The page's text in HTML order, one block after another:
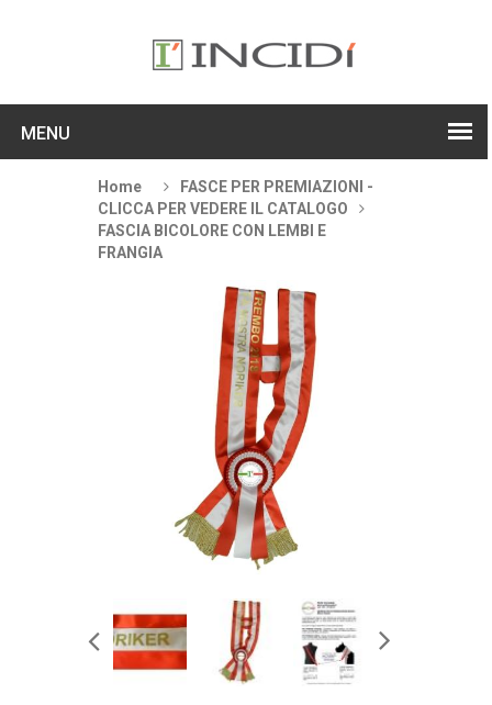
MENU
Home
FASCE PER PREMIAZIONI -
CLICCA PER VEDERE IL CATALOGO
FASCIA BICOLORE CON LEMBI E
FRANGIA